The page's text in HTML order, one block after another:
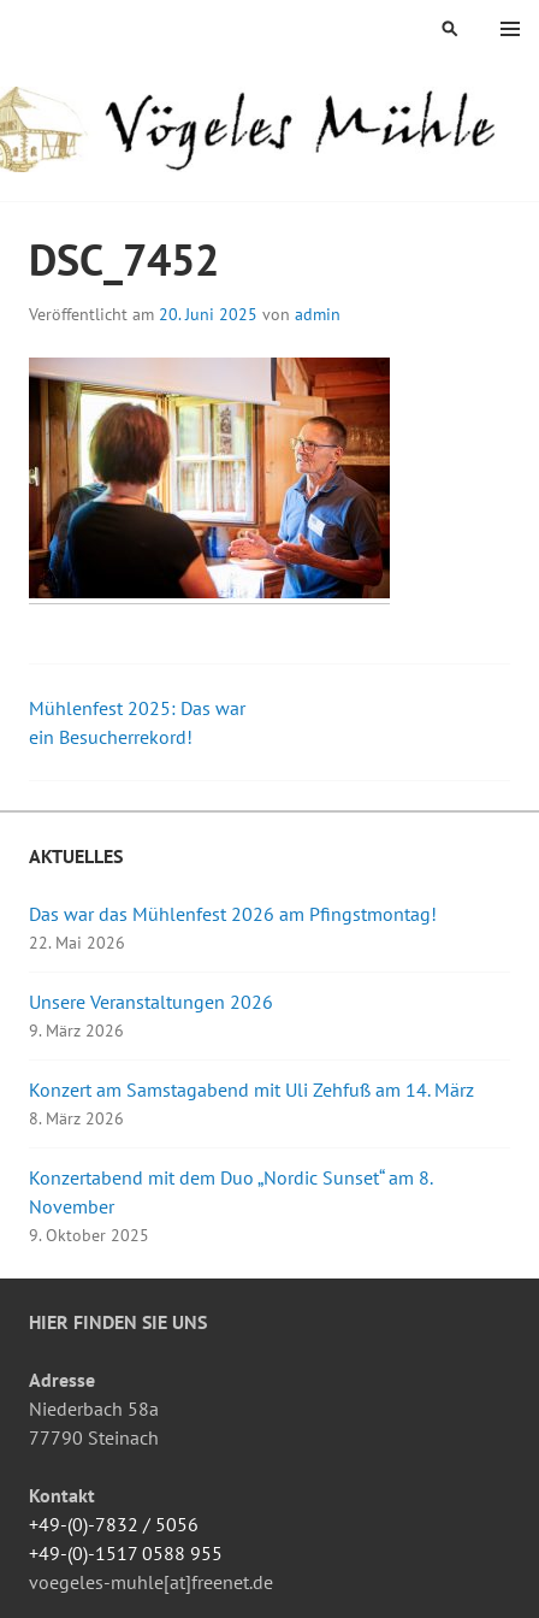
MENÜ
SUCHEN
DSC_7452
Veröffentlicht am 20. Juni 2025 von admin
Beitrags-
Mühlenfest 2025: Das war
ein Besucherrekord!
AKTUELLES
Das war das Mühlenfest 2026 am Pfingstmontag!
22. Mai 2026
Unsere Veranstaltungen 2026
9. März 2026
Konzert am Samstagabend mit Uli Zehfuß am 14. März
8. März 2026
Konzertabend mit dem Duo „Nordic Sunset“ am 8.
November
9. Oktober 2025
HIER FINDEN SIE UNS
Adresse
Niederbach 58a
77790 Steinach
Kontakt
+49-(0)-7832 / 5056
+49-(0)-1517 0588 955
voegeles-muhle[at]freenet.de